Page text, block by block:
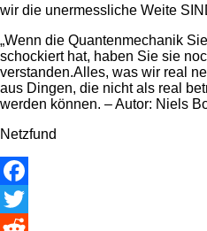
wir die unermessliche Weite
„Wenn die Quantenmechanik
schockiert hat, haben Sie sie
verstanden.Alles, was wir real
aus Dingen, die nicht als real
werden können. – Autor: Niels
Netzfund
Facebook
Twitter